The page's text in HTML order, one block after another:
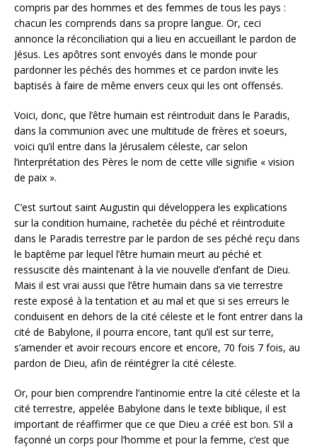
compris par des hommes et des femmes de tous les pays :
chacun les comprends dans sa propre langue. Or, ceci
annonce la réconciliation qui a lieu en accueillant le pardon de
Jésus. Les apôtres sont envoyés dans le monde pour
pardonner les péchés des hommes et ce pardon invite les
baptisés à faire de même envers ceux qui les ont offensés.
Voici, donc, que l’être humain est réintroduit dans le Paradis,
dans la communion avec une multitude de frères et soeurs,
voici qu’il entre dans la Jérusalem céleste, car selon
l’interprétation des Pères le nom de cette ville signifie « vision
de paix ».
C’est surtout saint Augustin qui développera les explications
sur la condition humaine, rachetée du péché et réintroduite
dans le Paradis terrestre par le pardon de ses péché reçu dans
le baptême par lequel l’être humain meurt au péché et
ressuscite dès maintenant à la vie nouvelle d’enfant de Dieu.
Mais il est vrai aussi que l’être humain dans sa vie terrestre
reste exposé à la tentation et au mal et que si ses erreurs le
conduisent en dehors de la cité céleste et le font entrer dans la
cité de Babylone, il pourra encore, tant qu’il est sur terre,
s’amender et avoir recours encore et encore, 70 fois 7 fois, au
pardon de Dieu, afin de réintégrer la cité céleste.
Or, pour bien comprendre l’antinomie entre la cité céleste et la
cité terrestre, appelée Babylone dans le texte biblique, il est
important de réaffirmer que ce que Dieu a créé est bon. S’il a
façonné un corps pour l’homme et pour la femme, c’est que